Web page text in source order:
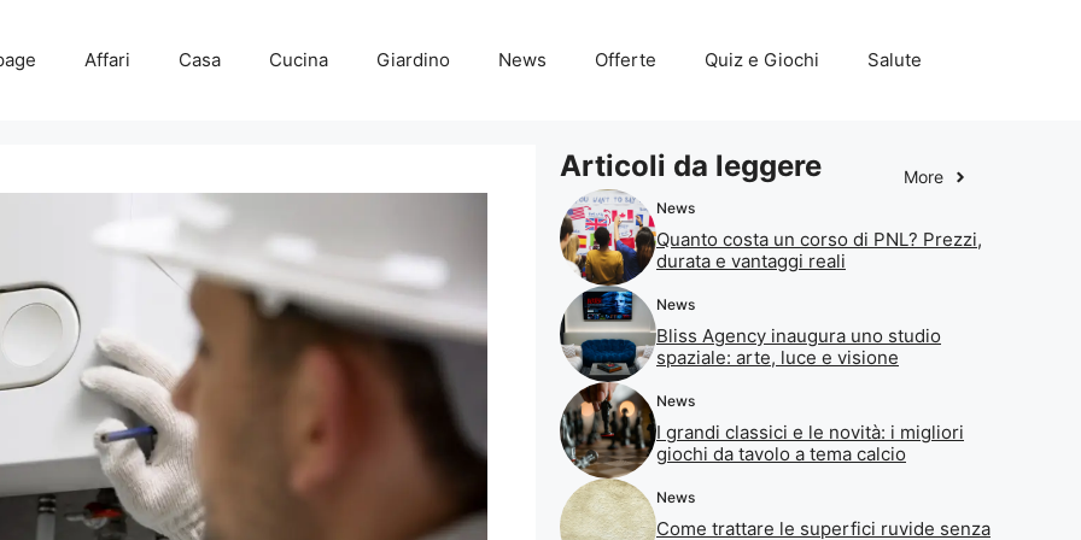
Affari Casa Cucina Giardino News Offerte Quiz e Giochi Salute
Articoli da leggere More
News
Quanto costa un corso di PNL? Prezzi,
durata e vantaggi reali
News
Bliss Agency inaugura uno studio
spaziale: arte, luce e visione
News
I grandi classici e le novità: i migliori
giochi da tavolo a tema calcio
News
Come trattare le superfici ruvide senza